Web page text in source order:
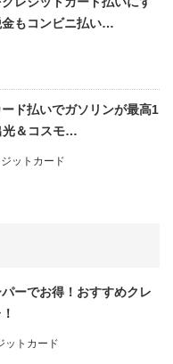
もコンビニ払い…
ド払いでガソリンが最高1
光＆コスモ…
ットカード
ーでお得！おすすめクレ
ットカード